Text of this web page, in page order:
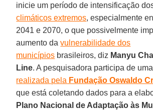
inicie um período de intensificação
climáticos extremos, especialmente
2041 e 2070, o que possivelmente
aumento davulnerabilidade dos
municípios brasileiros, diz Manyu
Line. A pesquisadora participa de uma
realizada pela Fundação Oswaldo
que está coletando dados para a
Plano Nacional de Adaptação às